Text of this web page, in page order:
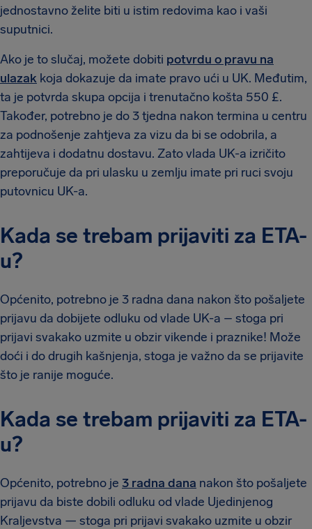
jednostavno želite biti u istim redovima kao i vaši
suputnici.
Ako je to slučaj, možete dobiti potvrdu o pravu na
ulazak koja dokazuje da imate pravo ući u UK. Međutim,
ta je potvrda skupa opcija i trenutačno košta 550 £.
Također, potrebno je do 3 tjedna nakon termina u centru
za podnošenje zahtjeva za vizu da bi se odobrila, a
zahtijeva i dodatnu dostavu. Zato vlada UK-a izričito
preporučuje da pri ulasku u zemlju imate pri ruci svoju
putovnicu UK-a.
Kada se trebam prijaviti za ETA-
u?
Općenito, potrebno je 3 radna dana nakon što pošaljete
prijavu da dobijete odluku od vlade UK-a – stoga pri
prijavi svakako uzmite u obzir vikende i praznike! Može
doći i do drugih kašnjenja, stoga je važno da se prijavite
što je ranije moguće.
Kada se trebam prijaviti za ETA-
u?
Općenito, potrebno je 3 radna dana nakon što pošaljete
prijavu da biste dobili odluku od vlade Ujedinjenog
Kraljevstva — stoga pri prijavi svakako uzmite u obzir